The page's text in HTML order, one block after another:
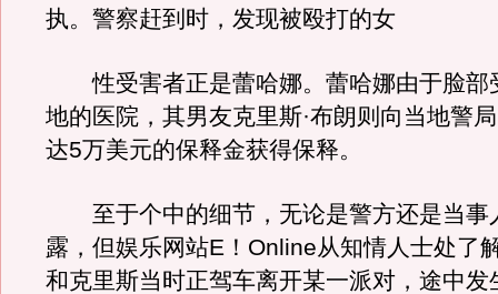
执。警察赶到时，发现被殴打的女
性受害者正是蕾哈娜。蕾哈娜由于脸部
地的医院，其男友克里斯·布朗则向当地警
达5万美元的保释金获得保释。
至于个中的细节，无论是警方还是当事
露，但娱乐网站E！Online从知情人士处了
和克里斯当时正驾车离开某一派对，途中发